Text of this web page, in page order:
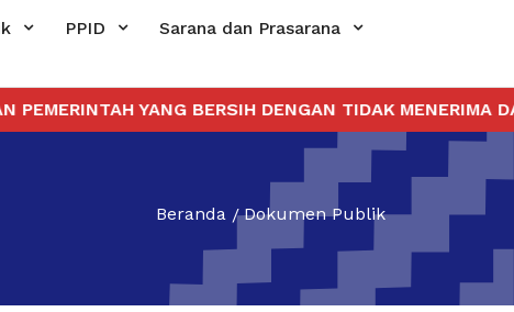
PPID
Sarana dan Prasarana
YANG BERSIH DENGAN TIDAK MENERIMA DAN
Beranda Dokumen Publik